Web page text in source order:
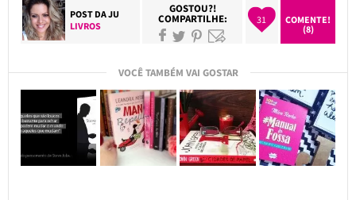
POST DAJU
LIVROS
GOSTOU?!
COMPARTILHE: 31
COMENTE!
(8)
VOCÊ TAMBÉM VAI GOSTAR